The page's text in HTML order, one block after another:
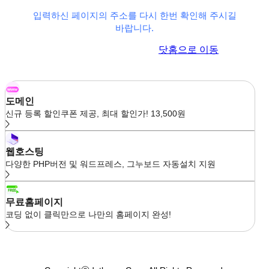
입력하신 페이지의 주소를 다시 한번 확인해 주시길
바랍니다.
닷홈으로 이동
도메인
신규 등록 할인쿠폰 제공, 최대 할인가! 13,500원
웹호스팅
다양한 PHP버전 및 워드프레스, 그누보드 자동설치 지원
무료홈페이지
코딩 없이 클릭만으로 나만의 홈페이지 완성!